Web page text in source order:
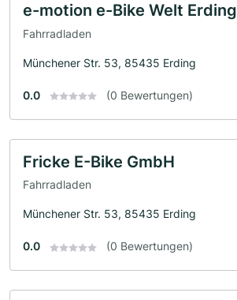
e-motion e-Bike Welt Erding
Fahrradladen
Münchener Str. 53, 85435 Erding
0.0 (0 Bewertungen)
Fricke E-Bike GmbH
Fahrradladen
Münchener Str. 53, 85435 Erding
0.0 (0 Bewertungen)